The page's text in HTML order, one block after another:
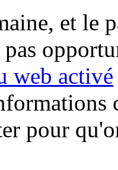
et le
web activé
pour